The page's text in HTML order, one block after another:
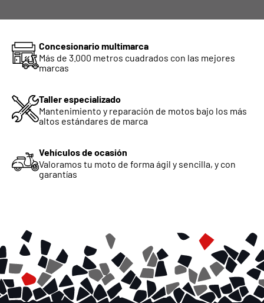
Chatea con nosotros
Selecciona el departamento
Concesionario multimarca
Más de 3.000 metros cuadrados con las mejores
marcas
Taller especializado
Mantenimiento y reparación de motos bajo los más
altos estándares de marca
Vehículos de ocasión
Valoramos tu moto de forma ágil y sencilla, y con
garantías